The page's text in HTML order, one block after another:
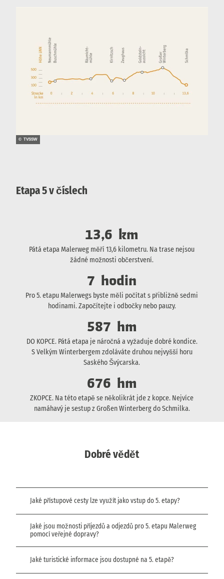
© TVSSW
Etapa 5 v číslech
13,6 km
Pátá etapa Malerweg měří 13,6 kilometru. Na trase nejsou
žádné možnosti občerstvení.
7 hodin
Pro 5. etapu Malerwegs byste měli počítat s přibližně sedmi
hodinami. Započítejte i odbočky nebo pauzy.
587 hm
DO KOPCE. Pátá etapa je náročná a vyžaduje dobré kondice.
S Velkým Winterbergem zdoláváte druhou nejvyšší horu
Saského Švýcarska.
676 hm
ZKOPCE. Na této etapě se několikrát jde z kopce. Nejvíce
namáhavý je sestup z Großen Winterberg do Schmilka.
Dobré vědět
Jaké přístupové cesty lze využít jako vstup do 5. etapy?
Jaké jsou možnosti příjezdů a odjezdů pro 5. etapu Malerweg
pomocí veřejné dopravy?
Jaké turistické informace jsou dostupné na 5. etapě?